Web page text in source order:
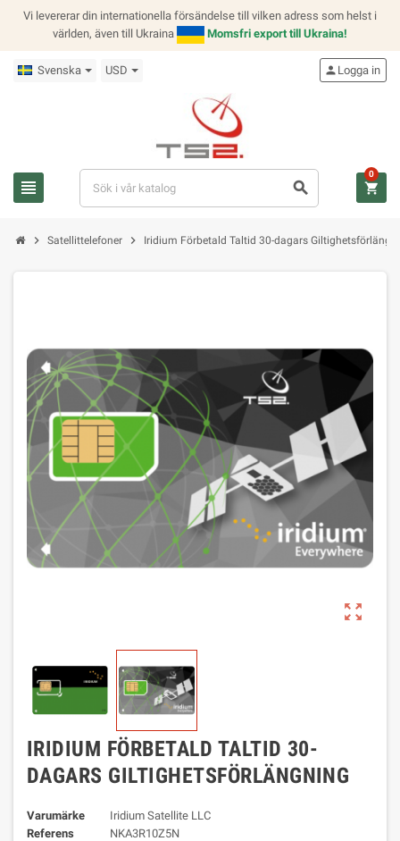
Vi levererar din internationella försändelse till vilken adress som helst i
världen, även till Ukraina
Momsfri export till Ukraina!
Svenska USD
view_headline search
person Logga in
shopping_cart
0
chevron_right Satellittelefoner chevron_right Iridium Förbetald Taltid 30-dagars
zoom_out_map
IRIDIUM FÖRBETALD TALTID 30-
DAGARS GILTIGHETSFÖRLÄNGNING
Varumärke
Iridium Satellite LLC
Referens
NKA3R10Z5N